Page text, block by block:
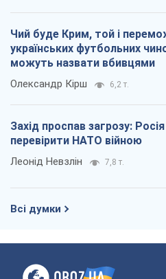
Чий буде Крим, той і
українських футбольних
можуть назвати вбивцями
Олександр Кірш 6,2 т.
Захід проспав загрозу:
перевірити НАТО війною
Леонід Невзлін 7,8 т.
Всі думки